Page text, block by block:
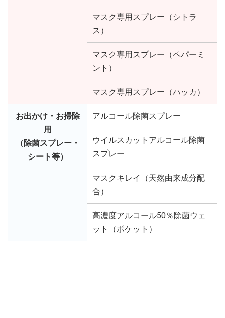
マスク専用スプレー（シトラ
ス）
マスク専用スプレー（ペパーミ
ント）
マスク専用スプレー（ハッカ）
お出かけ・お掃除
用
（除菌スプレー・
シート等）
アルコール除菌スプレー
ウイルスカットアルコール除菌
スプレー
マスクキレイ（天然由来成分配
合）
高濃度アルコール50％除菌ウェ
ット（ポケット）